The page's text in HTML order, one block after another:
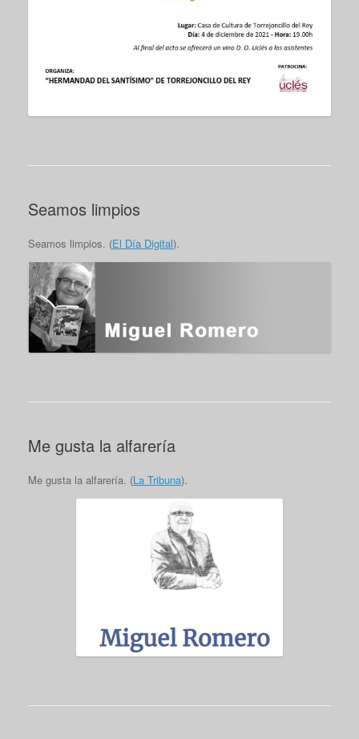
Seamos limpios
Seamos limpios. (El Día Digital).
Me gusta la alfarería
Me gusta la alfarería. (La Tribuna).